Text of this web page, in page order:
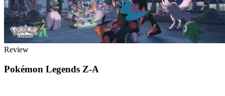
Review
Pokémon Legends Z-A